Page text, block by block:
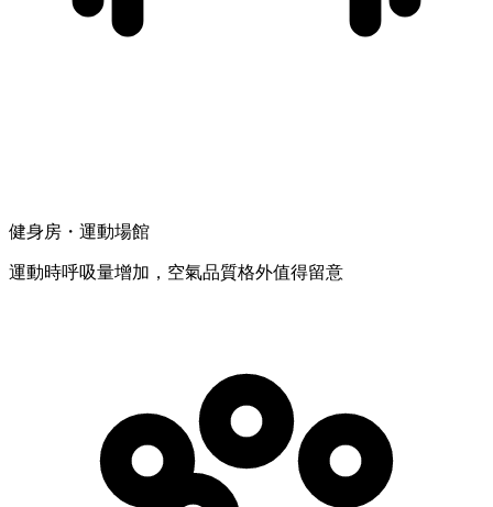
健身房・運動場館
運動時呼吸量增加，空氣品質格外值得留意